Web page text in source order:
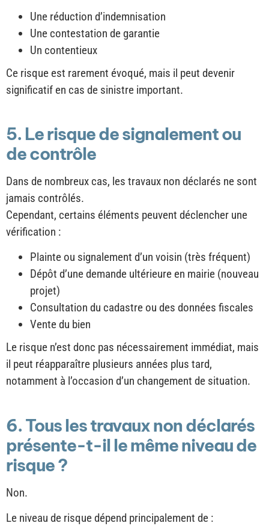
Une réduction d’indemnisation
Une contestation de garantie
Un contentieux
Ce risque est rarement évoqué, mais il peut devenir
significatif en cas de sinistre important.
5. Le risque de signalement ou
de contrôle
Dans de nombreux cas, les travaux non déclarés ne sont
jamais contrôlés.
Cependant, certains éléments peuvent déclencher une
vérification :
Plainte ou signalement d’un voisin (très fréquent)
Dépôt d’une demande ultérieure en mairie (nouveau
projet)
Consultation du cadastre ou des données fiscales
Vente du bien
Le risque n’est donc pas nécessairement immédiat, mais
il peut réapparaître plusieurs années plus tard,
notamment à l’occasion d’un changement de situation.
6. Tous les travaux non déclarés
présente-t-il le même niveau de
risque ?
Non.
Le niveau de risque dépend principalement de :